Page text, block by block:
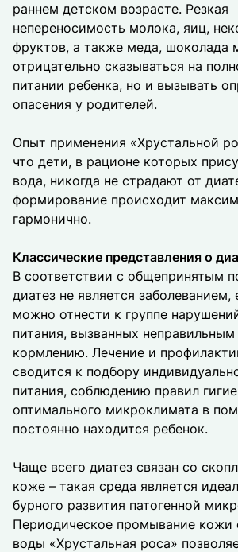
раннем детском возрасте. Резкая
непереносимость молока, яиц,
фруктов, а также меда, шоколада
отрицательно сказываться на
питании ребенка, но и вызывать
опасения у родителей.
Опыт применения «Хрустальной
что дети, в рационе которых
вода, никогда не страдают от
формирование происходит
гармонично.
Классические представления о
В соответствии с общепринятым
диатез не является заболеванием,
можно отнести к группе
питания, вызванных
кормлению. Лечение и
сводится к подбору
питания, соблюдению правил
оптимального микроклимата в
постоянно находится ребенок.
Чаще всего диатез связан со
коже – такая среда является
бурного развития патогенной
Периодическое промывание кожи
воды «Хрустальная роса»